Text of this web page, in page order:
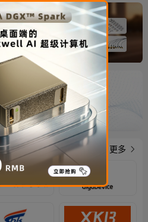
更多